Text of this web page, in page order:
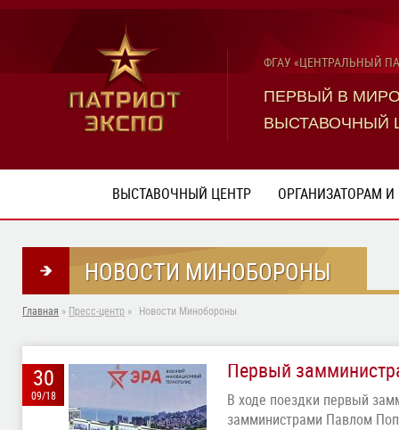
ФГАУ «ЦЕНТРАЛЬНЫЙ
ПЕРВЫЙ В
ВЫСТАВОЧНЫЙ
ВЫСТАВОЧНЫЙ ЦЕНТР ОРГАНИЗАТОРАМ
НОВОСТИ МИНОБОРОНЫ
Главная » Пресс-центр » Новости Минобороны
30
09/18
Первый
В ходе поездки первый
замминистрами Павлом